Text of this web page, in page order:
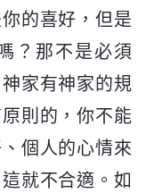
的喜好，但是
？那不是必須
家有神家的規
則的，你不能
個人的心情來
就不合適。如